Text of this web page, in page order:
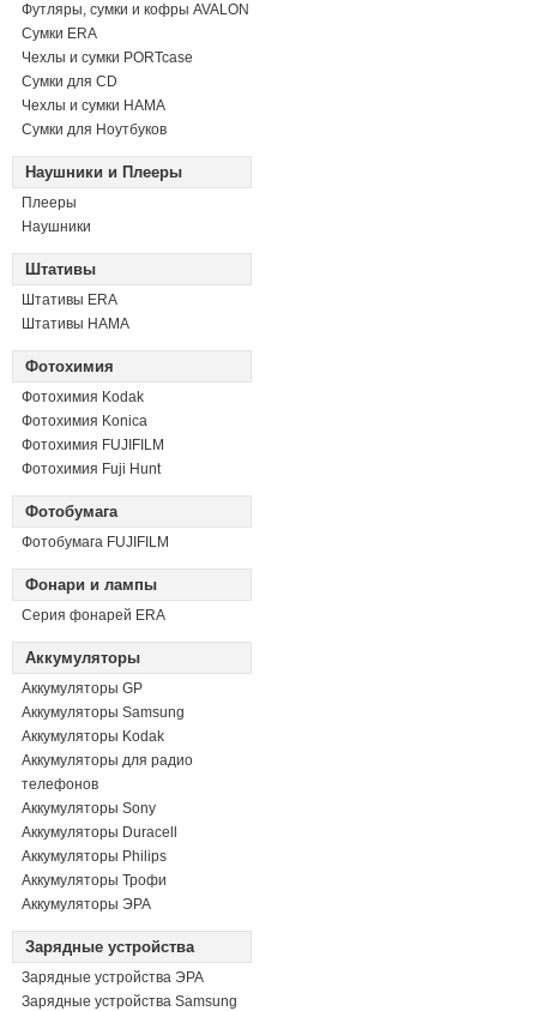
Футляры, сумки и кофры AVALON
Сумки ERA
Чехлы и сумки PORTcase
Сумки для CD
Чехлы и сумки HAMA
Сумки для Ноутбуков
Наушники и Плееры
Плееры
Наушники
Штативы
Штативы ERA
Штативы HAMA
Фотохимия
Фотохимия Kodak
Фотохимия Konica
Фотохимия FUJIFILM
Фотохимия Fuji Hunt
Фотобумага
Фотобумага FUJIFILM
Фонари и лампы
Серия фонарей ERA
Аккумуляторы
Аккумуляторы GP
Аккумуляторы Samsung
Аккумуляторы Kodak
Аккумуляторы для радио
телефонов
Аккумуляторы Sony
Аккумуляторы Duracell
Аккумуляторы Philips
Аккумуляторы Трофи
Аккумуляторы ЭРА
Зарядные устройства
Зарядные устройства ЭРА
Зарядные устройства Samsung